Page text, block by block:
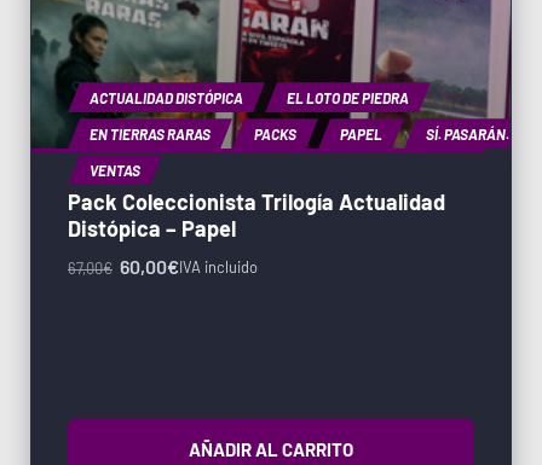
ACTUALIDAD DISTÓPICA EL LOTO DE PIEDRA
EN TIERRAS RARAS PACKS PAPEL SÍ. PASARÁN.
VENTAS
Pack Coleccionista Trilogía Actualidad
Distópica – Papel
67,00€ 60,00€IVA incluido
AÑADIR AL CARRITO